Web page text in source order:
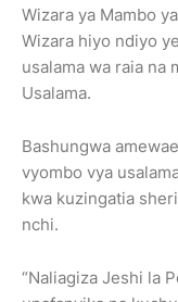
Wizara ya Mambo
Wizara hiyo ndiyo
usalama wa raia na
Usalama.
Bashungwa
vyombo vya
kwa kuzingatia
nchi.
“Naliagiza Jeshi la